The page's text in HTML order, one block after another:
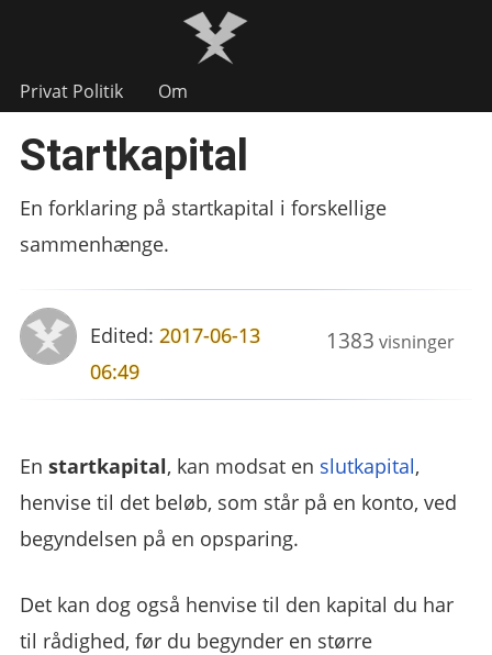
Privat Politik Om
Startkapital
En forklaring på startkapital i forskellige
sammenhænge.
1383 visninger
Edited:2017-06-13
06:49
Enstartkapital, kan modsat en slutkapital,
henvise til det beløb, som står på en konto, ved
begyndelsen på en opsparing.
Det kan dog også henvise til den kapital du har
til rådighed, før du begynder en større